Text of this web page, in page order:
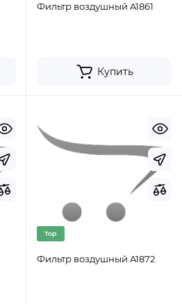
Фильтр воздушный A1861
Купить
Top
Фильтр воздушный A1872